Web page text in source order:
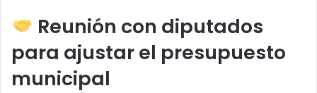
Reunión con diputados
para ajustar el presupuesto
municipal